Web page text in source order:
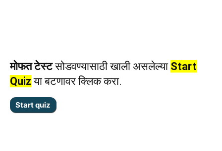
मोफत टेस्टसोडवण्यासाठी खाली असलेल्या Start
Quiz या बटणावर क्लिक करा.